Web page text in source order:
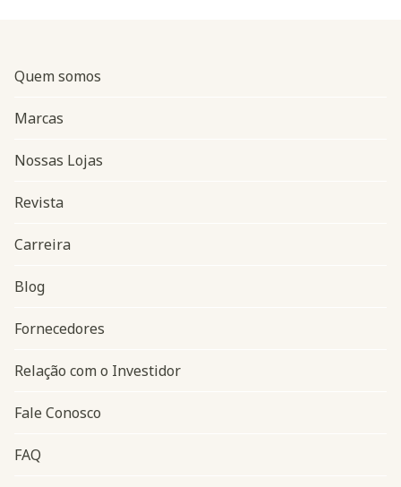
Navegação do rodapé
Quem somos
Marcas
Nossas Lojas
Revista
Carreira
Blog
Fornecedores
Relação com o Investidor
Fale Conosco
FAQ